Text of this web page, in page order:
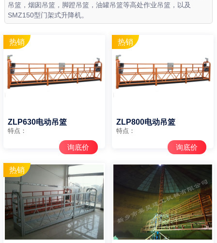
吊篮，烟囱吊篮，脚蹬吊篮，油罐吊篮等高处作业吊篮，以及
SMZ150型门架式升降机。
ZLP630电动吊篮
特点：
询底价
ZLP800电动吊篮
特点：
询底价